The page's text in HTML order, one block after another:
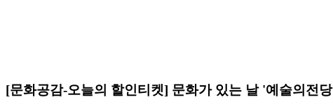
[문화공감-오늘의 할인티켓] 문화가 있는 날 '예술의전